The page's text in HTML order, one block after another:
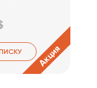
Акция